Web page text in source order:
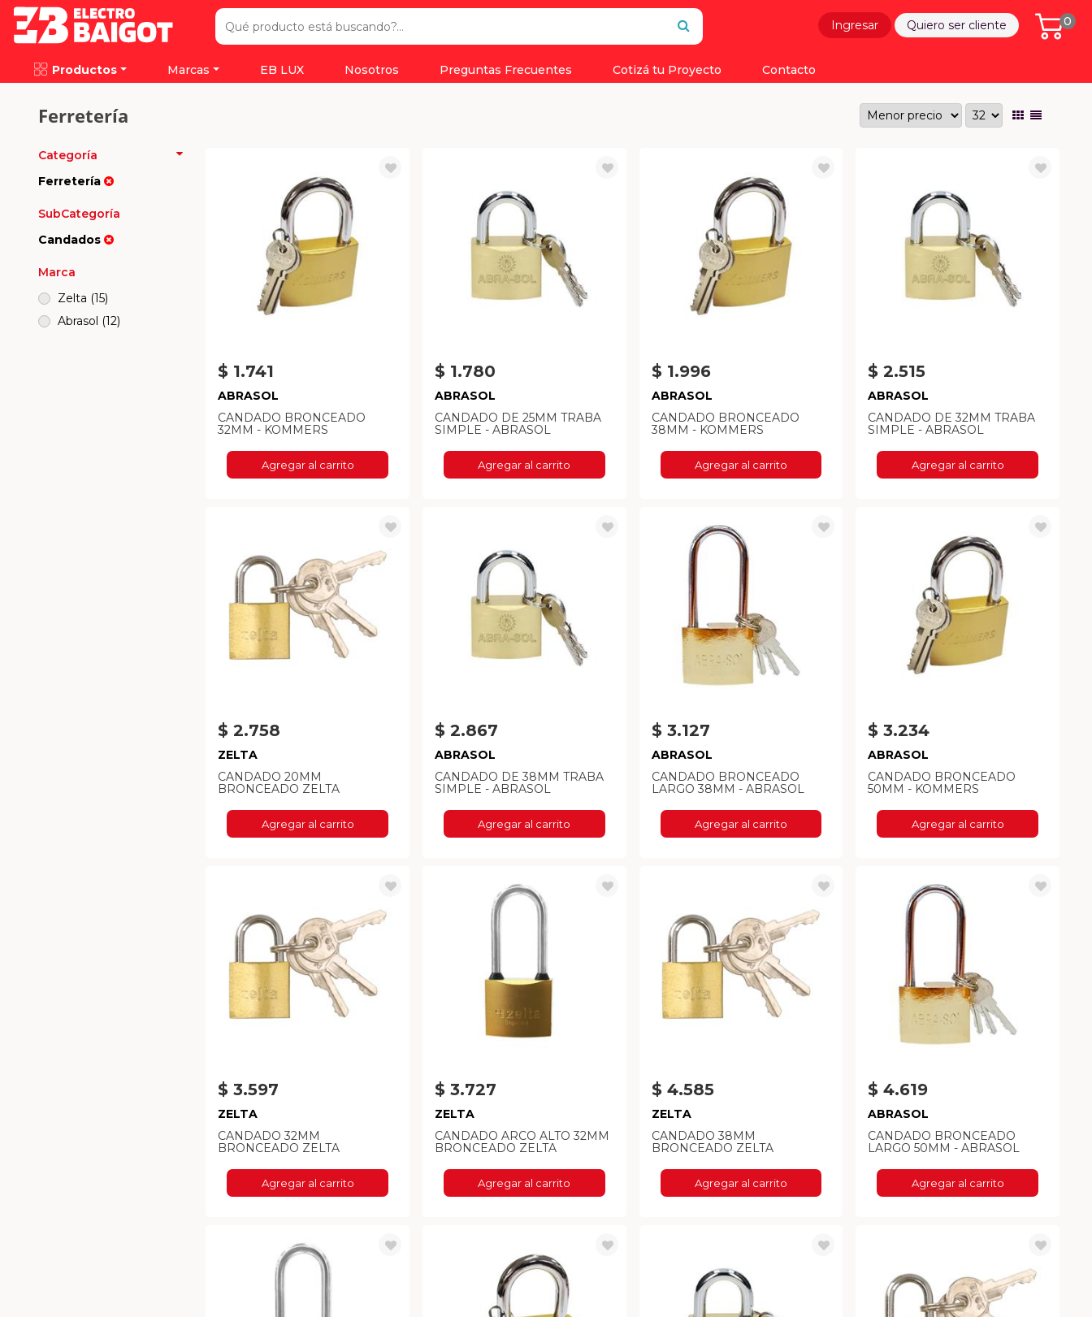
0
Ingresar Quiero ser cliente
Productos Marcas EB LUX Nosotros Preguntas Frecuentes Cotizá tu Proyecto Contacto
Ferretería
Categoría
Ferretería
SubCategoría
Candados
Marca
Zelta (15)
Abrasol (12)
$ 1.741
ABRASOL
CANDADO BRONCEADO
32MM - KOMMERS
Agregar al carrito
$ 1.780
ABRASOL
CANDADO DE 25MM TRABA
SIMPLE - ABRASOL
Agregar al carrito
$ 1.996
ABRASOL
CANDADO BRONCEADO
38MM - KOMMERS
Agregar al carrito
$ 2.515
ABRASOL
CANDADO DE 32MM TRABA
SIMPLE - ABRASOL
Agregar al carrito
$ 2.758
ZELTA
CANDADO 20MM
BRONCEADO ZELTA
Agregar al carrito
$ 2.867
ABRASOL
CANDADO DE 38MM TRABA
SIMPLE - ABRASOL
Agregar al carrito
$ 3.127
ABRASOL
CANDADO BRONCEADO
LARGO 38MM - ABRASOL
Agregar al carrito
$ 3.234
ABRASOL
CANDADO BRONCEADO
50MM - KOMMERS
Agregar al carrito
$ 3.597
ZELTA
CANDADO 32MM
BRONCEADO ZELTA
Agregar al carrito
$ 3.727
ZELTA
CANDADO ARCO ALTO 32MM
BRONCEADO ZELTA
Agregar al carrito
$ 4.585
ZELTA
CANDADO 38MM
BRONCEADO ZELTA
Agregar al carrito
$ 4.619
ABRASOL
CANDADO BRONCEADO
LARGO 50MM - ABRASOL
Agregar al carrito